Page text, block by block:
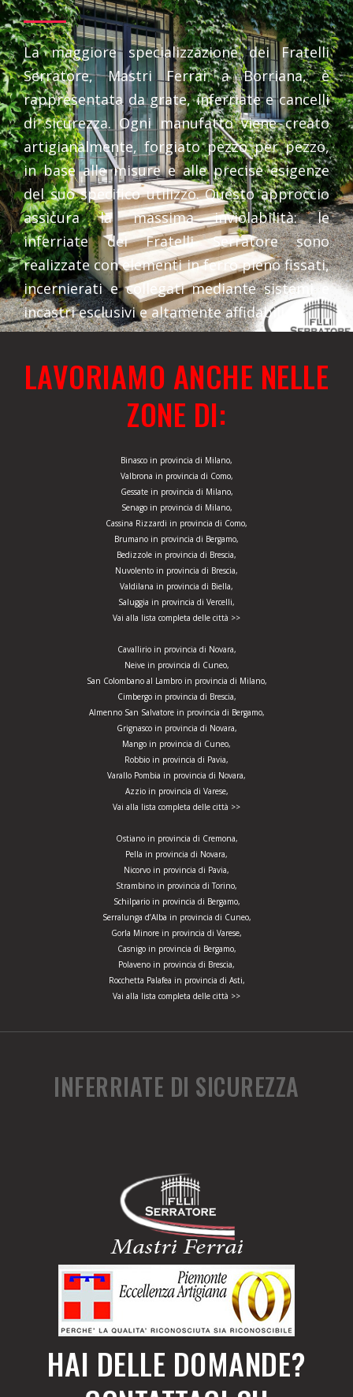
La maggiore specializzazione dei Fratelli
Serratore, Mastri Ferrai a Borriana, è
rappresentata da grate, inferriate e cancelli
di sicurezza. Ogni manufatto viene creato
artigianalmente, forgiato pezzo per pezzo,
in base alle misure e alle precise esigenze
del suo specifico utilizzo. Questo approccio
assicura la massima inviolabilità: le
inferriate dei Fratelli Serratore sono
realizzate con elementi in ferro pieno fissati,
incernierati e collegati mediante sistemi e
incastri esclusivi e altamente affidabili.
LAVORIAMO ANCHE NELLE
ZONE DI:
Binasco in provincia di Milano,
Valbrona in provincia di Como,
Gessate in provincia di Milano,
Senago in provincia di Milano,
Cassina Rizzardi in provincia di Como,
Brumano in provincia di Bergamo,
Bedizzole in provincia di Brescia,
Nuvolento in provincia di Brescia,
Valdilana in provincia di Biella,
Saluggia in provincia di Vercelli,
Vai alla lista completa delle città >>
Cavallirio in provincia di Novara,
Neive in provincia di Cuneo,
San Colombano al Lambro in provincia di Milano,
Cimbergo in provincia di Brescia,
Almenno San Salvatore in provincia di Bergamo,
Grignasco in provincia di Novara,
Mango in provincia di Cuneo,
Robbio in provincia di Pavia,
Varallo Pombia in provincia di Novara,
Azzio in provincia di Varese,
Vai alla lista completa delle città >>
Ostiano in provincia di Cremona,
Pella in provincia di Novara,
Nicorvo in provincia di Pavia,
Strambino in provincia di Torino,
Schilpario in provincia di Bergamo,
Serralunga d’Alba in provincia di Cuneo,
Gorla Minore in provincia di Varese,
Casnigo in provincia di Bergamo,
Polaveno in provincia di Brescia,
Rocchetta Palafea in provincia di Asti,
Vai alla lista completa delle città >>
INFERRIATE DI SICUREZZA
HAI DELLE DOMANDE?